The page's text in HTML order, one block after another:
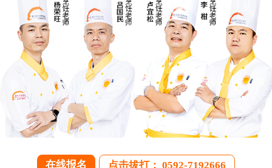
在线报名 点击拔打： 0592-7192666